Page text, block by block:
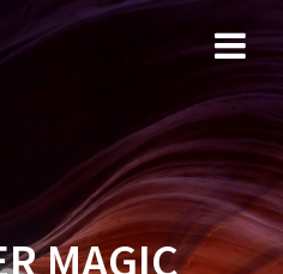
Przejdź
do
MAGIC